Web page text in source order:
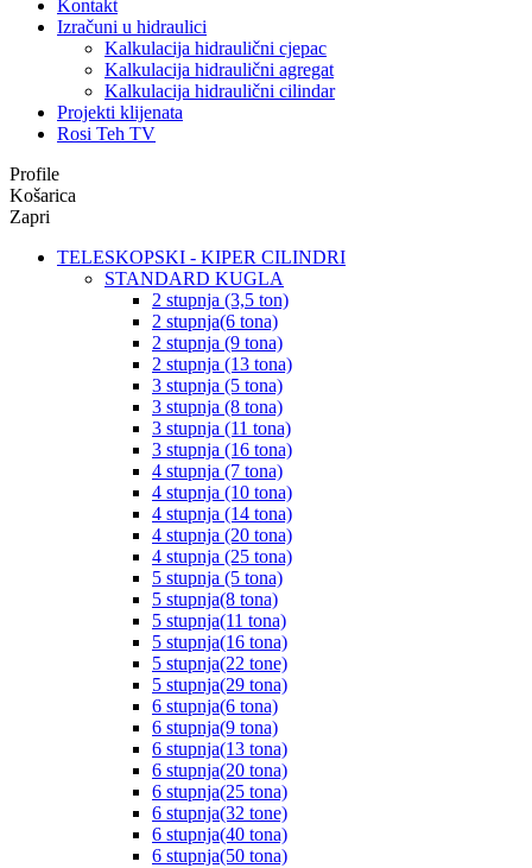
Kontakt
Izračuni u hidraulici
Kalkulacija hidraulični cjepac
Kalkulacija hidraulični agregat
Kalkulacija hidraulični cilindar
Projekti klijenata
Rosi Teh TV
Profile
Košarica
Zapri
TELESKOPSKI - KIPER CILINDRI
STANDARD KUGLA
2 stupnja (3,5 ton)
2 stupnja(6 tona)
2 stupnja (9 tona)
2 stupnja (13 tona)
3 stupnja (5 tona)
3 stupnja (8 tona)
3 stupnja (11 tona)
3 stupnja (16 tona)
4 stupnja (7 tona)
4 stupnja (10 tona)
4 stupnja (14 tona)
4 stupnja (20 tona)
4 stupnja (25 tona)
5 stupnja (5 tona)
5 stupnja(8 tona)
5 stupnja(11 tona)
5 stupnja(16 tona)
5 stupnja(22 tone)
5 stupnja(29 tona)
6 stupnja(6 tona)
6 stupnja(9 tona)
6 stupnja(13 tona)
6 stupnja(20 tona)
6 stupnja(25 tona)
6 stupnja(32 tone)
6 stupnja(40 tona)
6 stupnja(50 tona)